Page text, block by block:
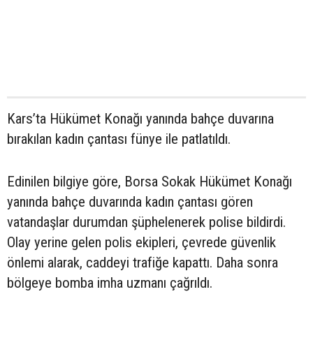
Kars’ta Hükümet Konağı yanında bahçe duvarına
bırakılan kadın çantası fünye ile patlatıldı.
Edinilen bilgiye göre, Borsa Sokak Hükümet Konağı
yanında bahçe duvarında kadın çantası gören
vatandaşlar durumdan şüphelenerek polise bildirdi.
Olay yerine gelen polis ekipleri, çevrede güvenlik
önlemi alarak, caddeyi trafiğe kapattı. Daha sonra
bölgeye bomba imha uzmanı çağrıldı.